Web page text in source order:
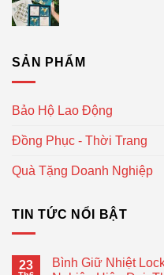
SẢN PHẨM
Bảo Hộ Lao Động
Đồng Phục - Thời Trang
Quà Tặng Doanh Nghiệp
TIN TỨC NỔI BẬT
23
Bình Giữ Nhiệt